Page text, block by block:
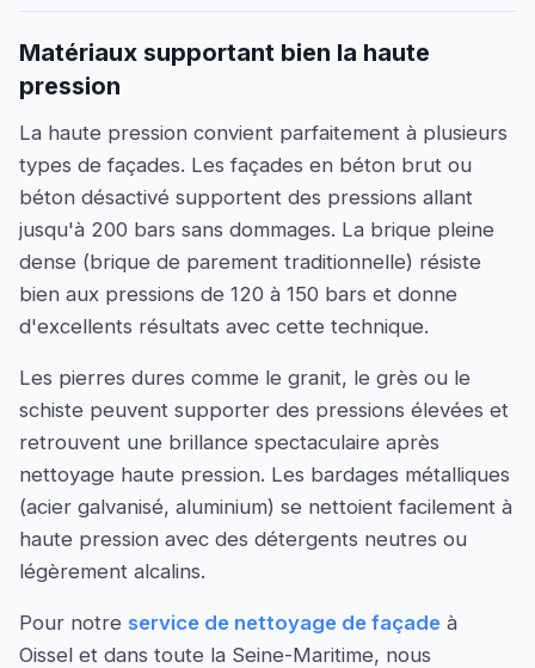
Matériaux supportant bien la haute
pression
La haute pression convient parfaitement à plusieurs
types de façades. Les façades en béton brut ou
béton désactivé supportent des pressions allant
jusqu'à 200 bars sans dommages. La brique pleine
dense (brique de parement traditionnelle) résiste
bien aux pressions de 120 à 150 bars et donne
d'excellents résultats avec cette technique.
Les pierres dures comme le granit, le grès ou le
schiste peuvent supporter des pressions élevées et
retrouvent une brillance spectaculaire après
nettoyage haute pression. Les bardages métalliques
(acier galvanisé, aluminium) se nettoient facilement à
haute pression avec des détergents neutres ou
légèrement alcalins.
Pour notre service de nettoyage de façade à
Oissel et dans toute la Seine-Maritime, nous